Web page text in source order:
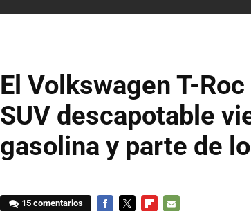
El Volkswagen T-
SUV descapotable
gasolina y parte de
15 comentarios